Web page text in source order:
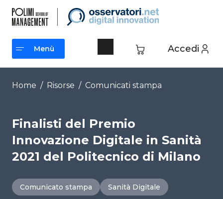
contenuto
Accedi
Menù
Menù
Home / Risorse / Comunicati stampa
Finalisti del Premio
Innovazione Digitale in Sanità
2021 del Politecnico di Milano
Comunicato stampa Sanità Digitale